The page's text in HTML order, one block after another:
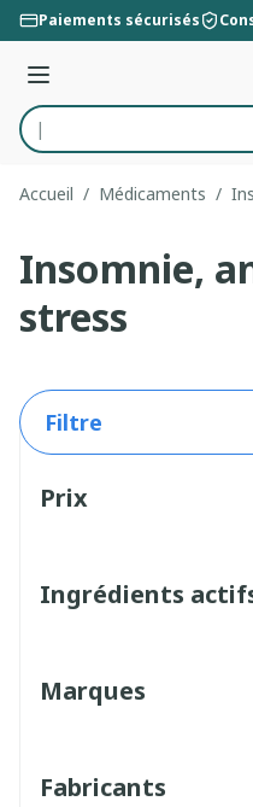
Aller au contenu
Paiements sécurisés
Menu
Rechercher
Accueil / Médicaments /
Insomnie,
stress
Filtre
Prix
Ingrédients
Marques
Fabricants